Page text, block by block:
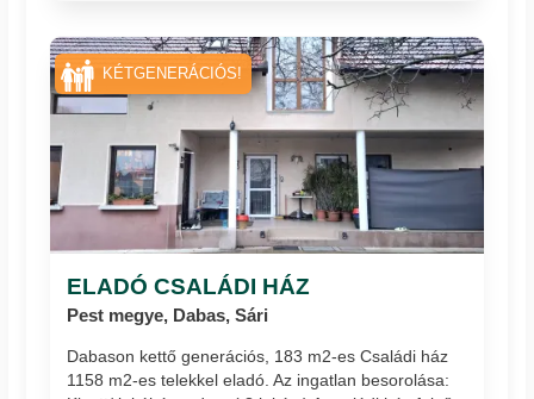
ELADÓ CSALÁDI HÁZ
Pest megye, Dabas, Sári
Dabason kettő generációs, 183 m2-es Családi ház
1158 m2-es telekkel eladó. Az ingatlan besorolása:
KÉTGENERÁCIÓS!